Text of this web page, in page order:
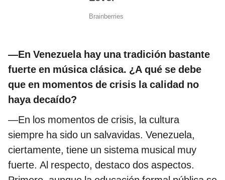
—En Venezuela hay una tradición bastante
fuerte en música clásica. ¿A qué se debe
que en momentos de crisis la calidad no
haya decaído?
—En los momentos de crisis, la cultura
siempre ha sido un salvavidas. Venezuela,
ciertamente, tiene un sistema musical muy
fuerte. Al respecto, destaco dos aspectos.